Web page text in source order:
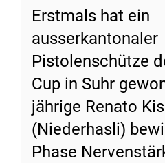
Erstmals hat ein
ausserkantonaler
Pistolenschütze
Cup in Suhr
jährige Renato
(Niederhasli)
Phase